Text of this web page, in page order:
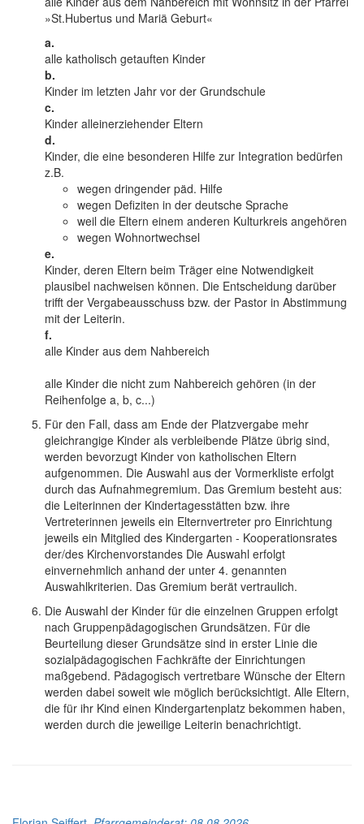
»St.Hubertus und Mariä Geburt«
a.
alle katholisch getauften Kinder
b.
Kinder im letzten Jahr vor der Grundschule
c.
Kinder alleinerziehender Eltern
d.
Kinder, die eine besonderen Hilfe zur Integration bedürfen
z.B.
wegen dringender päd. Hilfe
wegen Defiziten in der deutsche Sprache
weil die Eltern einem anderen Kulturkreis angehören
wegen Wohnortwechsel
e.
Kinder, deren Eltern beim Träger eine Notwendigkeit
plausibel nachweisen können. Die Entscheidung darüber
trifft der Vergabeausschuss bzw. der Pastor in Abstimmung
mit der Leiterin.
f.
alle Kinder aus dem Nahbereich
alle Kinder die nicht zum Nahbereich gehören (in der
Reihenfolge a, b, c...)
Für den Fall, dass am Ende der Platzvergabe mehr
gleichrangige Kinder als verbleibende Plätze übrig sind,
werden bevorzugt Kinder von katholischen Eltern
aufgenommen. Die Auswahl aus der Vormerkliste erfolgt
durch das Aufnahmegremium. Das Gremium besteht aus:
die Leiterinnen der Kindertagesstätten bzw. ihre
Vertreterinnen jeweils ein Elternvertreter pro Einrichtung
jeweils ein Mitglied des Kindergarten - Kooperationsrates
der/des Kirchenvorstandes Die Auswahl erfolgt
einvernehmlich anhand der unter 4. genannten
Auswahlkriterien. Das Gremium berät vertraulich.
Die Auswahl der Kinder für die einzelnen Gruppen erfolgt
nach Gruppenpädagogischen Grundsätzen. Für die
Beurteilung dieser Grundsätze sind in erster Linie die
sozialpädagogischen Fachkräfte der Einrichtungen
maßgebend. Pädagogisch vertretbare Wünsche der Eltern
werden dabei soweit wie möglich berücksichtigt. Alle Eltern,
die für ihr Kind einen Kindergartenplatz bekommen haben,
werden durch die jeweilige Leiterin benachrichtigt.